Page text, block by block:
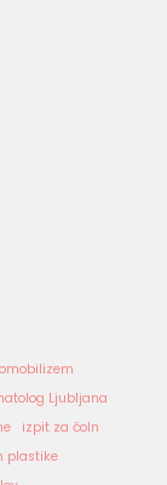
Ljubljana
izpit za čoln
plastike